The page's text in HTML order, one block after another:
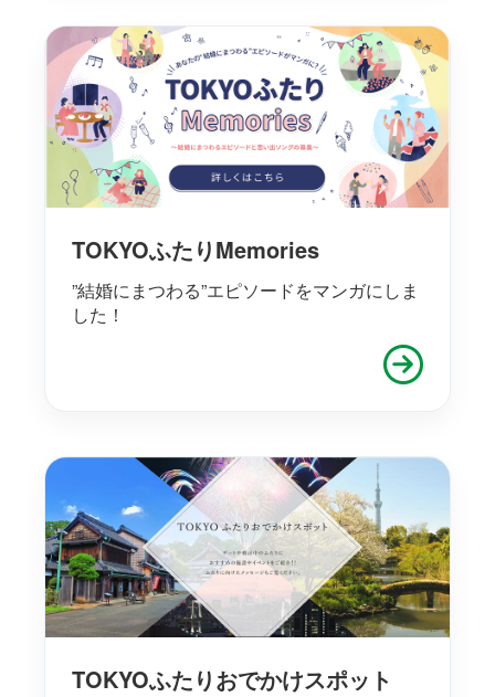
TOKYOふたりMemories
”結婚にまつわる”エピソードをマンガにしま
した！
TOKYOふたりおでかけスポット